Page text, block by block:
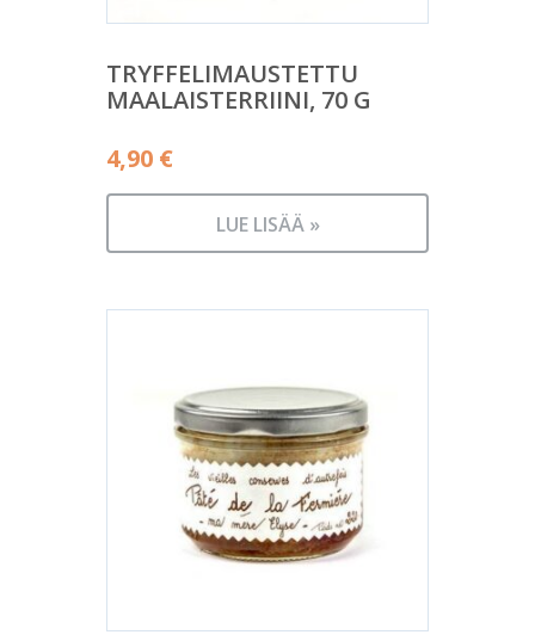
TRYFFELIMAUSTETTU
MAALAISTERRIINI, 70 G
4,90 €
LUE LISÄÄ »